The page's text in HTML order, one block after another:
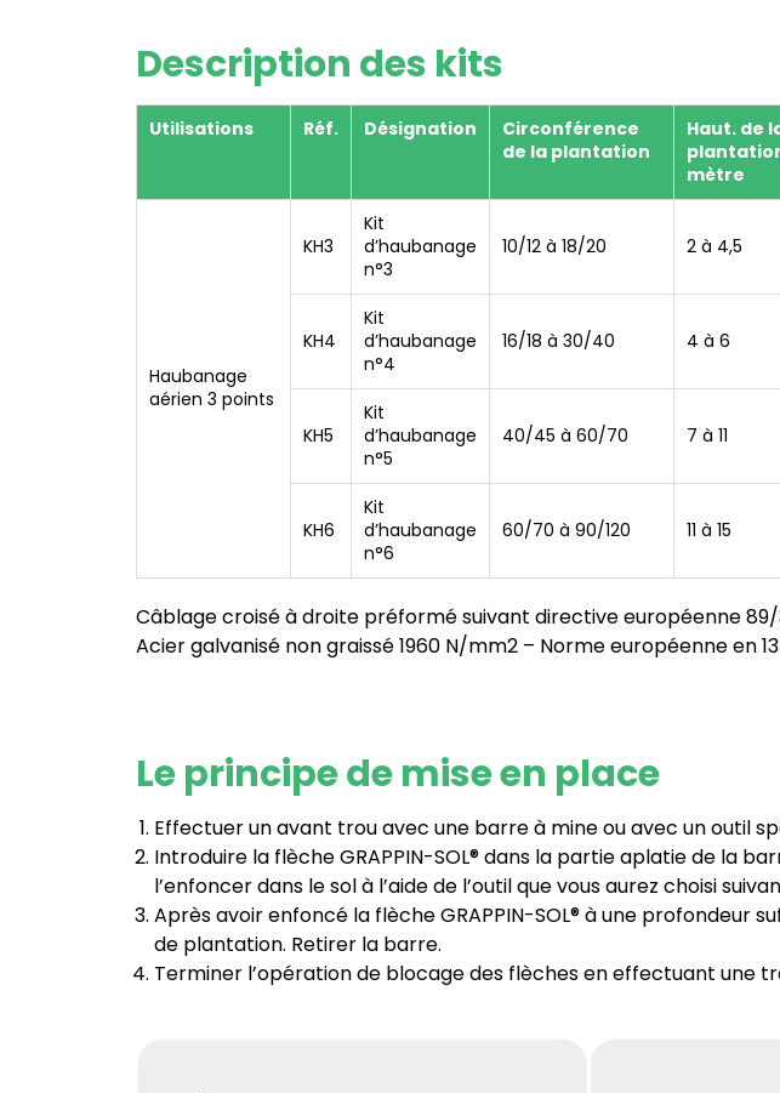
Description des kits
Utilisations Réf. Désignation
Circonférence
de la plantation
Haut. de
mètre
Haubanage
aérien 3 points
KH3
Kit
d’haubanage
n°3
10/12 à 18/20 2 à 4,5
KH4
Kit
d’haubanage
n°4
16/18 à 30/40 4 à 6
KH5
Kit
d’haubanage
n°5
40/45 à 60/70 7 à 11
KH6
Kit
d’haubanage
n°6
60/70 à 90/120 11 à 15
Câblage croisé à droite préformé suivant directive européenne
Acier galvanisé non graissé 1960 N/mm2 – Norme européenne en
Le principe de mise en place
Effectuer un avant trou avec une barre à mine ou avec un outil
Introduire la flèche GRAPPIN-SOL® dans la partie aplatie de la
l’enfoncer dans le sol à l’aide de l’outil que vous aurez choisi
Après avoir enfoncé la flèche GRAPPIN-SOL® à une profondeur
de plantation. Retirer la barre.
Terminer l’opération de blocage des flèches en effectuant une